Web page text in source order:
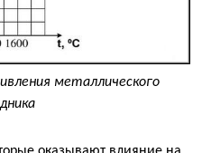
металлического